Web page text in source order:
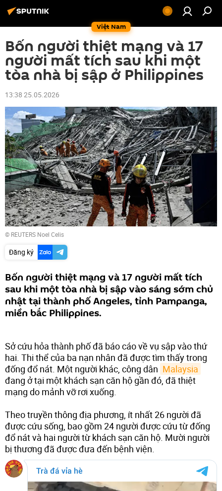
Việt Nam
Bốn người thiệt mạng và 17
người mất tích sau khi một
tòa nhà bị sập ở Philippines
13:38 25.05.2026
© REUTERS Noel Celis
Đăng ký
Bốn người thiệt mạng và 17 người mất tích
sau khi một tòa nhà bị sập vào sáng sớm chủ
nhật tại thành phố Angeles, tỉnh Pampanga,
miền bắc Philippines.
Sở cứu hỏa thành phố đã báo cáo về vụ sập vào thứ
hai. Thi thể của ba nạn nhân đã được tìm thấy trong
đống đổ nát. Một người khác, công dân Malaysia
đang ở tại một khách sạn căn hộ gần đó, đã thiệt
mạng do mảnh vỡ rơi xuống.
Theo truyền thông địa phương, ít nhất 26 người đã
được cứu sống, bao gồm 24 người được cứu từ đống
đổ nát và hai người từ khách sạn căn hộ. Mười người
bị thương đã được đưa đến bệnh viện.